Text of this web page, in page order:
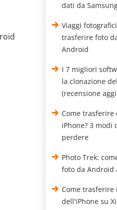
dati da
Viaggi
trasferire foto
Android
I 7 migliori
la clonazione
(recensione
Come trasferire
iPhone? 3 modi
perdere
Photo Trek:
foto da Android
Come trasferire
dell'iPhone su